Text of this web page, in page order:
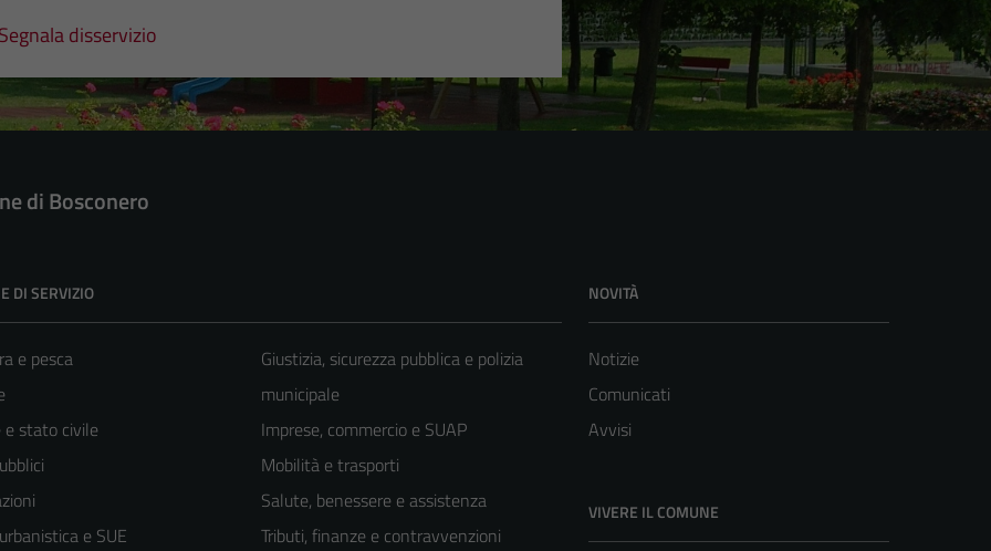
disservizio
di Bosconero
DI SERVIZIO
e pesca
e stato civile
e SUE
Giustizia, sicurezza pubblica e polizia
municipale
Imprese, commercio e SUAP
Mobilità e trasporti
Salute, benessere e assistenza
Tributi, finanze e contravvenzioni
NOVITÀ
Notizie
Comunicati
Avvisi
VIVERE IL COMUNE